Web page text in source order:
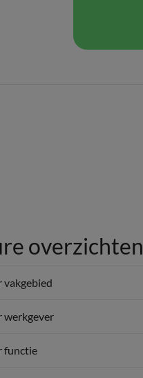
overzichten
vakgebied
werkgever
functie